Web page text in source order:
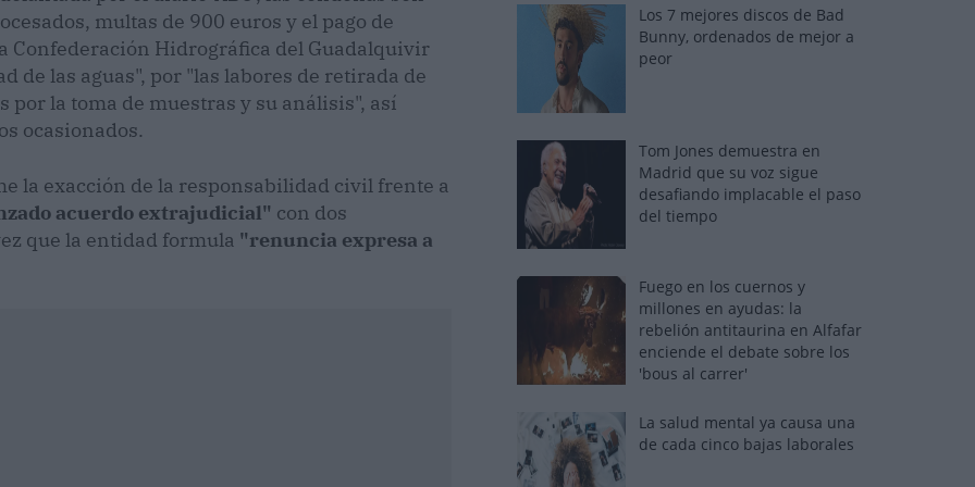
multas de 900 euros y el pago de
Confederación Hidrográfica del Guadalquivir
de las aguas", por "las labores de retirada de
por la toma de muestras y su análisis", así
ocasionados.
la exacción de la responsabilidad civil frente a
acuerdo extrajudicial" con dos
que la entidad formula "renuncia expresa a
Los 7 mejores discos de Bad
Bunny, ordenados de mejor a
peor
Tom Jones demuestra en
Madrid que su voz sigue
desafiando implacable el paso
del tiempo
Fuego en los cuernos y
millones en ayudas: la
rebelión antitaurina en Alfafar
enciende el debate sobre los
'bous al carrer'
La salud mental ya causa una
de cada cinco bajas laborales